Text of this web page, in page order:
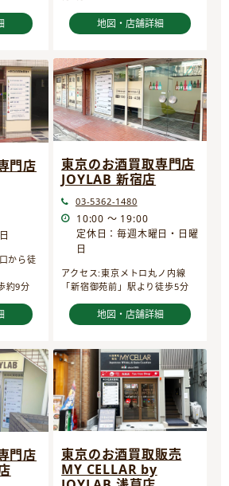
地図・店舗詳細
門店
から徒
約9分
東京のお酒買取専門店
JOYLAB 新宿店
03-5362-1480
10:00 ～ 19:00
定休日：毎週木曜日・日曜
日
アクセス:東京メトロ丸ノ内線
「新宿御苑前」駅より徒歩5分
地図・店舗詳細
門店
東京のお酒買取販売
MY CELLAR by